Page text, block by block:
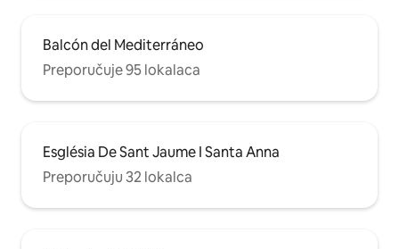
Balcón del Mediterráneo
Preporučuje 95 lokalaca
Església De Sant Jaume I Santa Anna
Preporučuju 32 lokalca